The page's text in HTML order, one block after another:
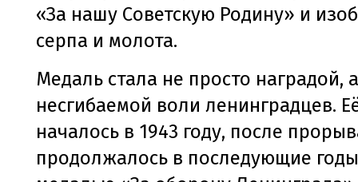
«За нашу Советскую Родину» и
серпа и молота.
Медаль стала не просто наградой,
несгибаемой воли ленинградцев.
началось в 1943 году, после
продолжалось в последующие